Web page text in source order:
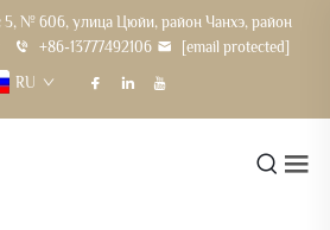
5, № 606, улица Цюйи, район Чанхэ, район
+86-13777492106
[email protected]
RU